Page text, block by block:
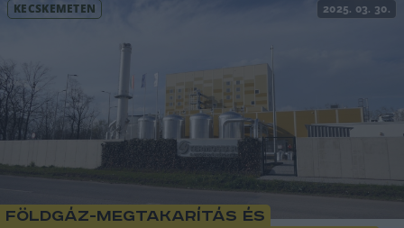
KECSKEMÉTEN 2025. 03. 30.
Földgáz-megtakarítás és